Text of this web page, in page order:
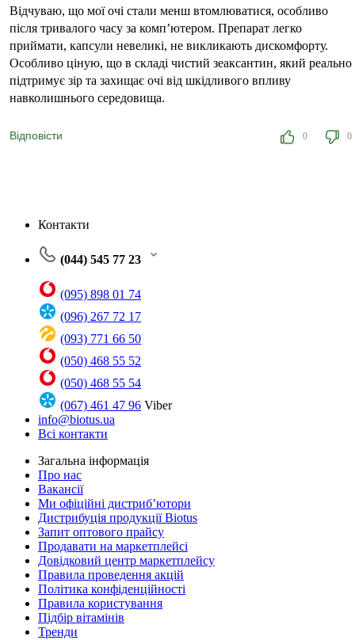
Відчуваю, що мої очі стали менш втомлюватися, особливо
після тривалого часу за комп’ютером. Препарат легко
приймати, капсули невеликі, не викликають дискомфорту.
Особливо ціную, що в складі чистий зеаксантин, який реально
підтримує зір та захищає очі від шкідливого впливу
навколишнього середовища.
Відповісти 0 0
Контакти
(044) 545 77 23
(095) 898 01 74
(096) 267 72 17
(093) 771 66 50
(050) 468 55 52
(050) 468 55 54
(067) 461 47 96 Viber
info@biotus.ua
Всі контакти
Загальна інформація
Про нас
Вакансії
Ми офіційні дистриб’ютори
Дистрибуція продукції Biotus
Запит оптового прайсу
Продавати на маркетплейсі
Довідковий центр маркетплейсу
Правила проведення акцій
Політика конфіденційності
Правила користування
Підбір вітамінів
Тренди